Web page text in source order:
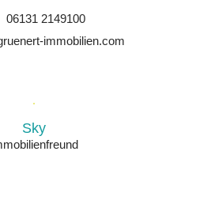
06131 2149100
immobilien.com
Sky